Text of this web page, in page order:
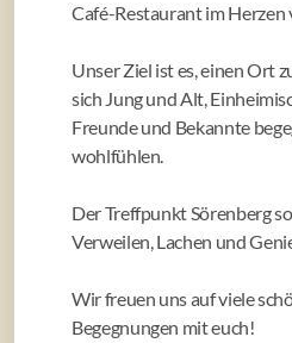
Café-Restaurant im Herzen
Unser Ziel ist es, einen Ort
sich Jung und Alt,
Freunde und Bekannte
wohlfühlen.
Der Treffpunkt Sörenberg
Verweilen, Lachen und
Wir freuen uns auf viele
Begegnungen mit euch!